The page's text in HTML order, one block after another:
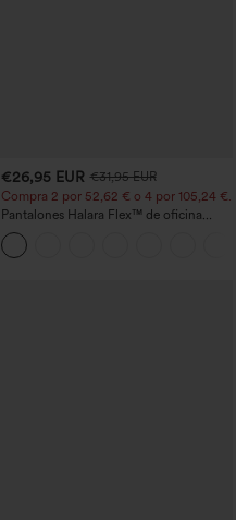
€26,95 EUR €31,95 EUR
Compra 2 por 52,62 € o 4 por 105,24 €.
Pantalones Halara Flex™ de oficina
anchos plisados de tiro alto con bolsillos
en tela tipo gofre